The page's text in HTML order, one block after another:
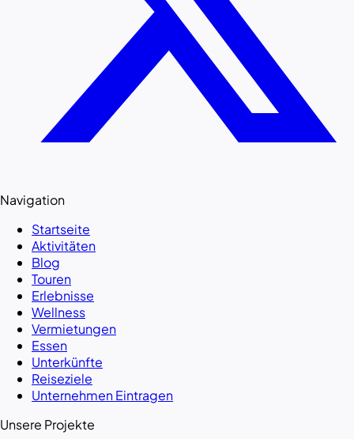
Navigation
Startseite
Aktivitäten
Blog
Touren
Erlebnisse
Wellness
Vermietungen
Essen
Unterkünfte
Reiseziele
Unternehmen Eintragen
Unsere Projekte